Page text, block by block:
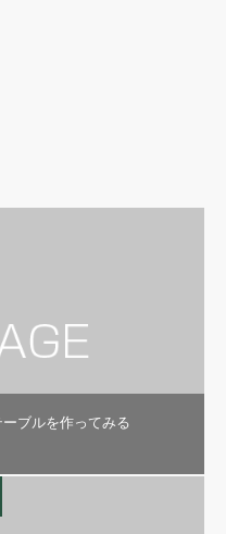
ブルを作ってみる